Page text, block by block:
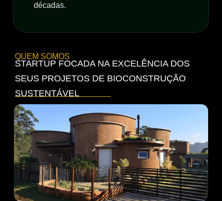
décadas.
QUEM SOMOS
STARTUP FOCADA NA EXCELÊNCIA DOS
SEUS PROJETOS DE BIOCONSTRUÇÃO
SUSTENTÁVEL